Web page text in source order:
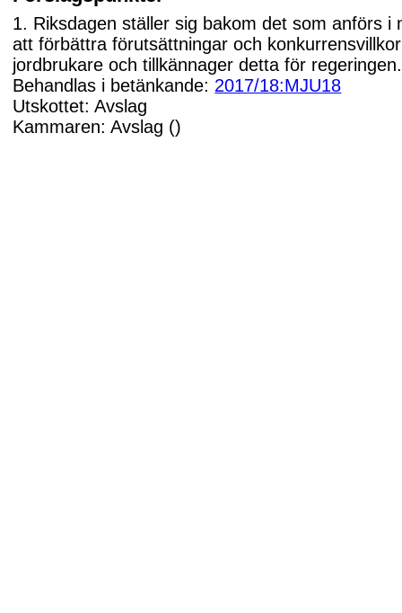
1. Riksdagen ställer sig bakom det som anförs i
att förbättra förutsättningar och
jordbrukare och tillkännager detta för regeringen.
Behandlas i betänkande: 2017/18:MJU18
Utskottet: Avslag
Kammaren: Avslag ()